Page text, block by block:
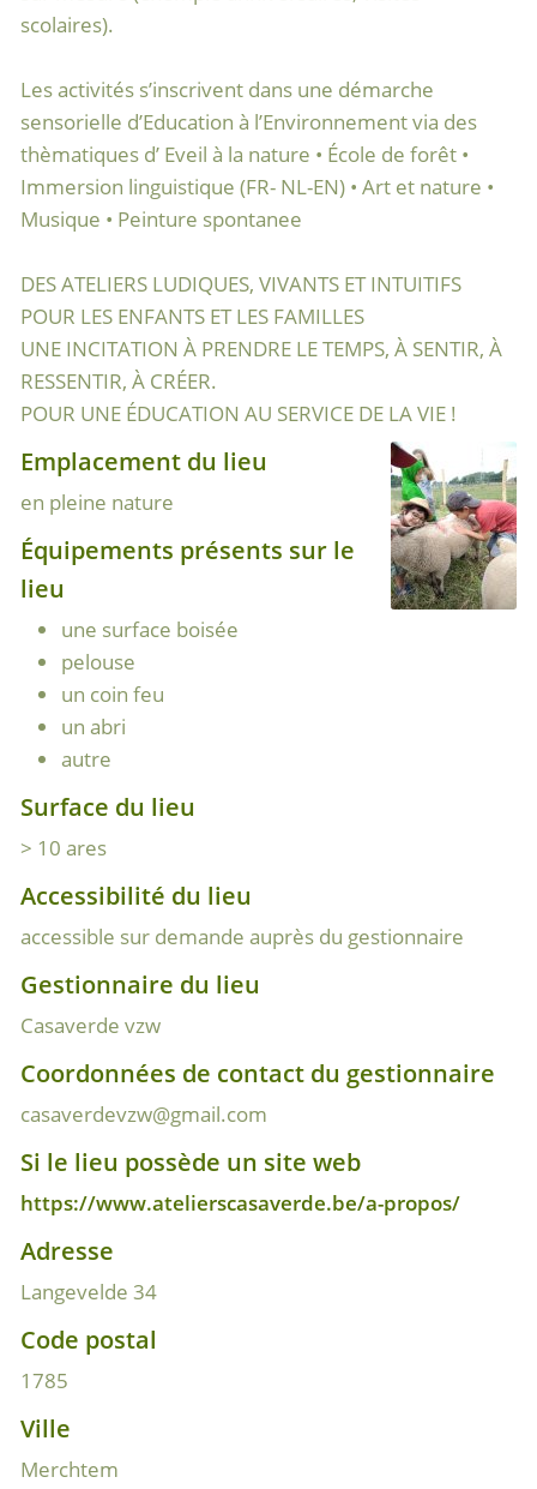
scolaires).
Les activités s’inscrivent dans une démarche
sensorielle d’Education à l’Environnement via des
thèmatiques d’ Eveil à la nature • École de forêt •
Immersion linguistique (FR- NL-EN) • Art et nature •
Musique • Peinture spontanee
DES ATELIERS LUDIQUES, VIVANTS ET INTUITIFS
POUR LES ENFANTS ET LES FAMILLES
UNE INCITATION À PRENDRE LE TEMPS, À SENTIR, À
RESSENTIR, À CRÉER.
POUR UNE ÉDUCATION AU SERVICE DE LA VIE !
Emplacement du lieu
en pleine nature
Équipements présents sur le
lieu
une surface boisée
pelouse
un coin feu
un abri
autre
Surface du lieu
> 10 ares
Accessibilité du lieu
accessible sur demande auprès du gestionnaire
Gestionnaire du lieu
Casaverde vzw
Coordonnées de contact du gestionnaire
casaverdevzw@gmail.com
Si le lieu possède un site web
https://www.atelierscasaverde.be/a-propos/
Adresse
Langevelde 34
Code postal
1785
Ville
Merchtem